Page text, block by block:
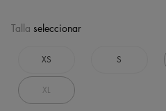
Talla seleccionar
XS S
XL